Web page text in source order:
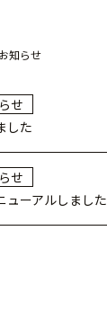
お知らせ
せ
した
せ
ューアルしました